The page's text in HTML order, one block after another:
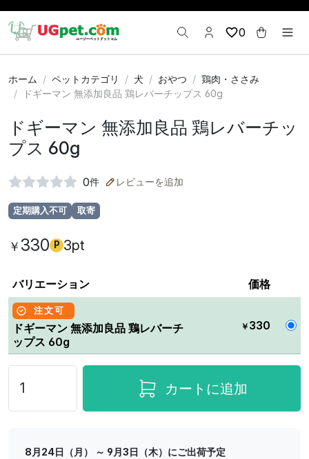
0
ホーム ペットカテゴリ 犬 おやつ
鶏肉・ささみ
ドギーマン 無添加良品 鶏レバーチップス 60g
ドギーマン 無添加良品 鶏レバーチッ
プス 60g
0件 レビューを追加
定期購入不可 取寄
￥ 330 P 3pt
バリエーション 価格
注文可
ドギーマン 無添加良品 鶏レバーチ
ップス 60g
￥ 330
カートに追加
8月24日（月） ～ 9月3日（木）にご出荷予定